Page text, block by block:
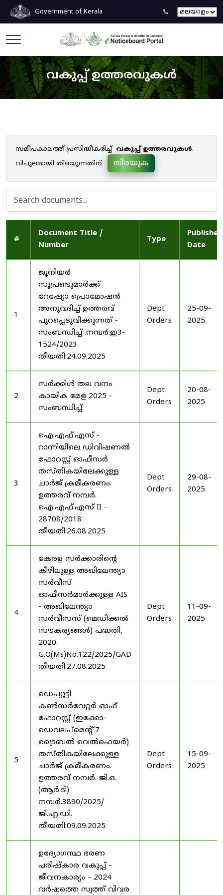
Government of Kerala
വകുപ്പ് ഉത്തരവുകൾ
സമീപകാലത്ത് പ്രസിദ്ധീകരിച്ച് വകുപ്പ് ഉത്തരവുകൾ.
വിപുലമായി തിരയുന്നതിന്
തിരയുക
#
Document Title /
Number
Type
Published
Date
1
ജൂനിയർ
സൂപ്രണ്ടുമാർക്ക്
റേഷ്യോ പ്രൊമോഷൻ
അനുവദിച്ച് ഉത്തരവ്
പുറപ്പെടുവിക്കുന്നത് -
സംബന്ധിച്ച് .നമ്പർ.ഇ3-
1524/2023
തീയതി:24.09.2025
Dept
Orders
25-09-
2025
2
സർക്കിൾ തല വനം
കായിക മേള 2025 -
സംബന്ധിച്ച്
Dept
Orders
20-08-
2025
3
ഐ.എഫ്.എസ് -
റാന്നിയിലെ ഡിവിഷണൽ
ഫോറസ്റ്റ് ഓഫീസർ
തസ്തികയിലേക്കുള്ള
ചാർജ് ക്രമീകരണം.
ഉത്തരവ് നമ്പർ.
ഐ.എഫ്.എസ് II -
28708/2018
തീയതി:26.08.2025
Dept
Orders
29-08-
2025
4
കേരള സർക്കാരിന്റെ
കീഴിലുള്ള അഖിലേന്ത്യാ
സർവീസ്
ഓഫീസർമാർക്കുള്ള AIS
- അഖിലേന്ത്യാ
സർവീസസ് (മെഡിക്കൽ
സൗകര്യങ്ങൾ) പദ്ധതി,
2020.
G.O(Ms)No.122/2025/GAD
തീയതി:27.08.2025
Dept
Orders
11-09-
2025
5
ഡെപ്യൂട്ടി
കൺസർവേറ്റർ ഓഫ്
ഫോറസ്റ്റ് (ഇക്കോ-
ഡെവലപ്മെന്റ് 7
ട്രൈബൽ വെൽഫെയർ)
തസ്തികയിലേക്കുള്ള
ചാർജ് ക്രമീകരണം.
ഉത്തരവ് നമ്പർ. ജി.ഒ.
(ആർ.ടി)
നമ്പർ.3890/2025/
ജി.എ.ഡി.
തീയതി:09.09.2025
Dept
Orders
15-09-
2025
ഉദ്യോഗസ്ഥ ഭരണ
പരിഷ്കാര വകുപ്പ് -
ജീവനകാര്യം - 2024
വർഷത്തെ സ്വത്ത് വിവര